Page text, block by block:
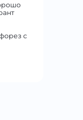
с